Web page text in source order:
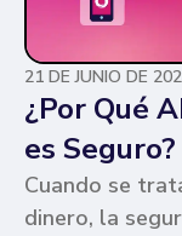
21 DE JUNIO DE
¿Por Qué
es Seguro?
Cuando se
dinero, la